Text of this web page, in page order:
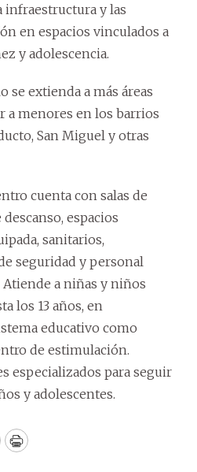
infraestructura y las
en espacios vinculados a
y adolescencia.
se extienda a más áreas
a menores en los barrios
San Miguel y otras
cuenta con salas de
espacios
sanitarios,
seguridad y personal
a niñas y niños
los 13 años, en
educativo como
de estimulación.
especializados para seguir
y adolescentes.
Print